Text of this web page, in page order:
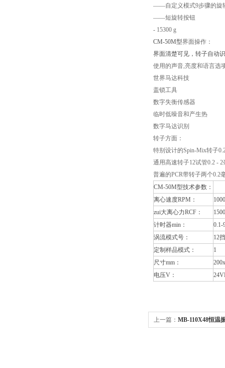
——自定义模式9步骤的旋
——短旋转按钮
- 15300 g
CM-50M型界面操作：
界面清楚可见，转子自动
使用的声音,亮度和语言选
世界马达科技
盖锁工具
数字失衡传感器
临时低噪音和产生热
数字马达识别
转子方面：
特别设计的Spin-Mix转子
通用高速转子12试管0.2 - 2
普遍的PCR带转子两个0.2
CM-50M型技术参数：
离心速度RPM ：
zui大离心力RCF ：
计时器min ：
0.1-
涡流模式号：
12挡
定制样品模式：
1
尺寸mm ：
电压V ：
上一篇： MB-110X48恒温